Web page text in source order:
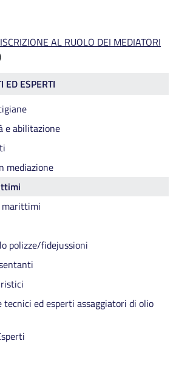
AL RUOLO DEI MEDIATORI
ED ESPERTI
all'Albo delle Imprese Artigiane
e Disinfezione
Tradizionali e
su misura
Impianti
Artigiano
e abilitazione
ruolo conducenti
mediatori
SAB
mediatori marittimi
raccomandatari marittimi
al Ruolo Conducenti
mediazione
e delle Agenzie immobiliari
marittimi
marittimi
polizze/fidejussioni
tecnici ed esperti assaggiatori di olio